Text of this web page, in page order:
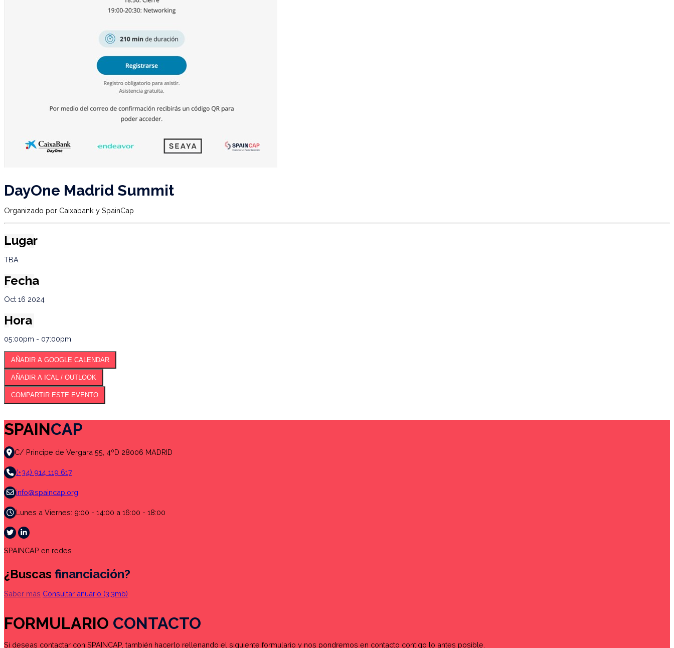
DayOne Madrid Summit
Organizado por Caixabank y SpainCap
Lugar
TBA
Fecha
Oct 16 2024
Hora
05:00pm - 07:00pm
AÑADIR A GOOGLE CALENDAR
AÑADIR A ICAL / OUTLOOK
COMPARTIR ESTE EVENTO
SPAINCAP
C/ Principe de Vergara 55, 4ºD 28006 MADRID
(+34) 914 119 617
info@spaincap.org
Lunes a Viernes: 9:00 - 14:00 a 16:00 - 18:00
SPAINCAP en redes
¿Buscas financiación?
Saber más Consultar anuario (3,3mb)
FORMULARIO CONTACTO
Si deseas contactar con SPAINCAP, también hacerlo rellenando el siguiente formulario y nos pondremos en contacto contigo lo antes posible.